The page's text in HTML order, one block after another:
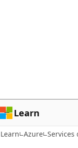
Learn
Learn Azure Services